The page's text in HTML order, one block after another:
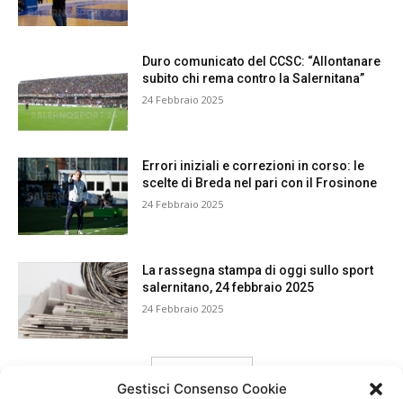
Gestisci Consenso Cookie
Duro comunicato del CCSC: “Allontanare
subito chi rema contro la Salernitana”
24 Febbraio 2025
Errori iniziali e correzioni in corso: le
scelte di Breda nel pari con il Frosinone
24 Febbraio 2025
La rassegna stampa di oggi sullo sport
salernitano, 24 febbraio 2025
24 Febbraio 2025